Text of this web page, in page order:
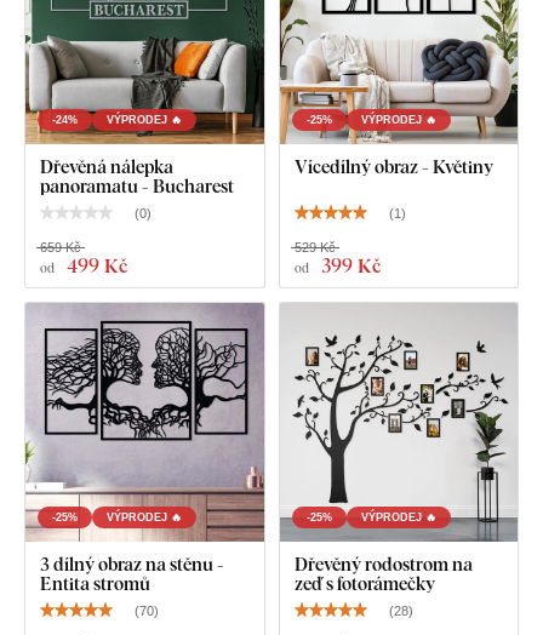
-24% VÝPRODEJ 🔥
Dřevěná nálepka
panoramatu - Bucharest
(0)
od 499 Kč
659 Kč
-25% VÝPRODEJ 🔥
Vícedílný obraz - Květiny
(1 )
od 399 Kč
529 Kč
-25% VÝPRODEJ 🔥
3 dílný obraz na stěnu -
Entita stromů
(70)
-25% VÝPRODEJ 🔥
Dřevěný rodostrom na
zeď s fotorámečky
(28)